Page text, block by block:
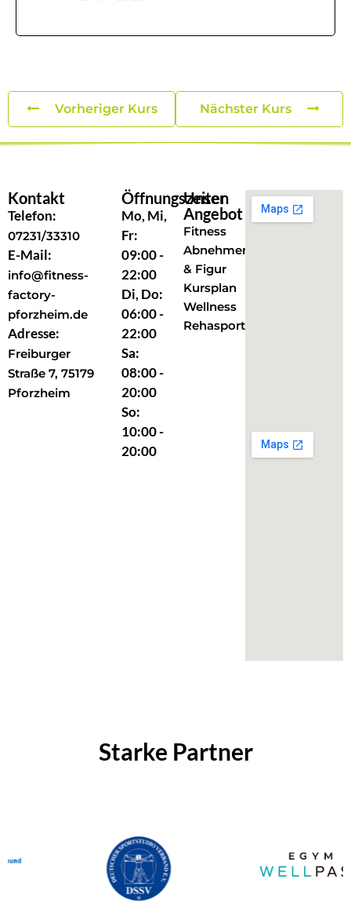
Vorheriger Kurs Nächster Kurs
Kontakt
Telefon:
07231/33310
E-Mail:
info@fitness-
factory-
pforzheim.de
Adresse:
Freiburger
Straße 7, 75179
Pforzheim
Öffnungszeiten
Mo, Mi,
Fr:
09:00 -
22:00
Di, Do:
06:00 -
22:00
Sa:
08:00 -
20:00
So:
10:00 -
20:00
Unser
Angebot
Fitness
Abnehmen
& Figur
Kursplan
Wellness
Rehasport
Starke Partner